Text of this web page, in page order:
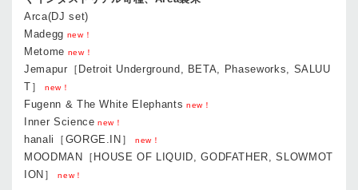
Arca(DJ set)
Madegg new！
Metome new！
Jemapur［Detroit Underground, BETA, Phaseworks, SALUU
T］
new！
Fugenn & The White Elephants new！
Inner Science new！
hanali［GORGE.IN］ new！
MOODMAN［HOUSE OF LIQUID, GODFATHER, SLOWMOT
ION］
new！